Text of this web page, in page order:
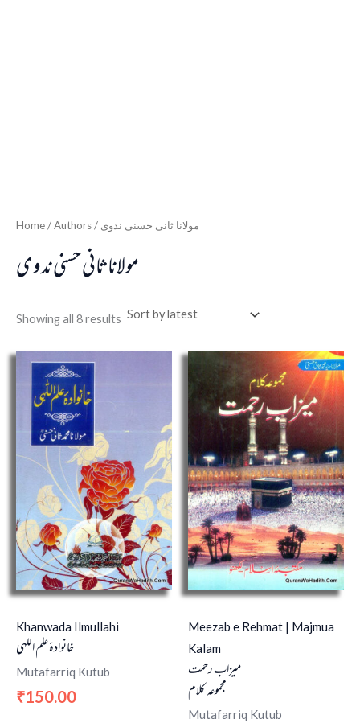
Home / Authors / مولانا ثانی حسنی ندوی
مولانا ثانی حسنی ندوی
Showing all 8 results
Khanwada Ilmullahi
خانوادۂ علم اللہی
Mutafarriq Kutub
₹150.00
Meezab e Rehmat | Majmua
Kalam
میزاب رحمت
مجموعہ كلام
Mutafarriq Kutub